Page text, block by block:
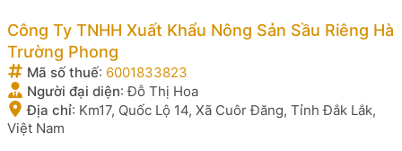
Công Ty TNHH Xuất Khẩu Nông Sản Sầu Riêng Hà
Trường Phong
Mã số thuế: 6001833823
Người đại diện:Đỗ Thị Hoa
Địa chỉ: Km17, Quốc Lộ 14, Xã Cuôr Đăng, Tỉnh Đắk Lắk,
Việt Nam